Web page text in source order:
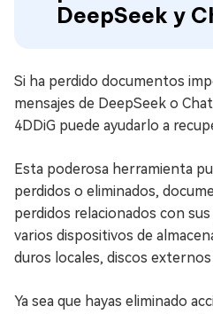
DeepSeek y
Si ha perdido documentos
mensajes de DeepSeek o
4DDiG puede ayudarlo a
Esta poderosa herramienta
perdidos o eliminados,
perdidos relacionados con
varios dispositivos de
duros locales, discos
Ya sea que hayas eliminado